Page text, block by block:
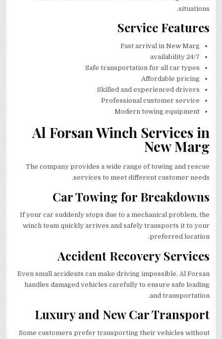
situations.
Service Features
Fast arrival in New Marg
24/7 availability
Safe transportation for all car types
Affordable pricing
Skilled and experienced drivers
Professional customer service
Modern towing equipment
Al Forsan Winch Services in
New Marg
The company provides a wide range of towing and rescue
services to meet different customer needs.
Car Towing for Breakdowns
If your car suddenly stops due to a mechanical problem, the
winch team quickly arrives and safely transports it to your
preferred location.
Accident Recovery Services
Even small accidents can make driving impossible. Al Forsan
handles damaged vehicles carefully to ensure safe loading
and transportation.
Luxury and New Car Transport
Some customers prefer transporting their vehicles without